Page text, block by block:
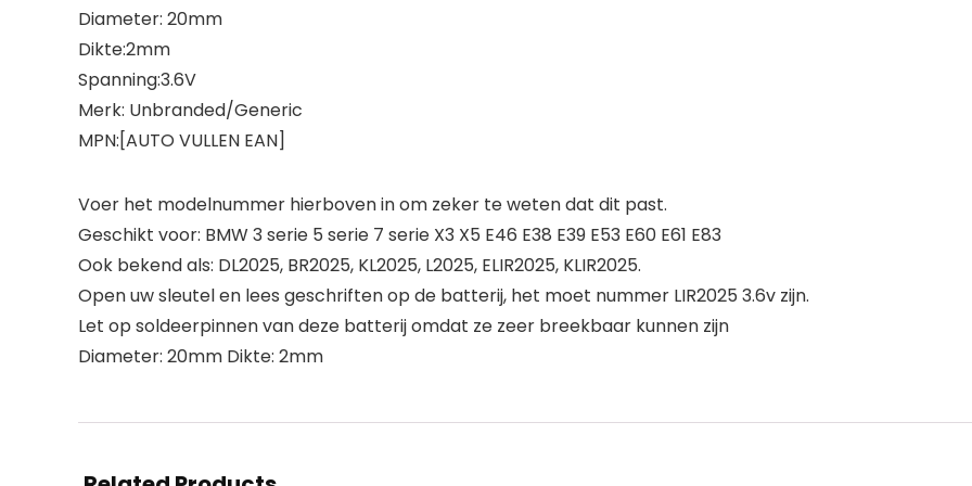
Diameter: 20mm
Dikte:2mm
Spanning:3.6V
Merk: Unbranded/Generic
MPN:[AUTO VULLEN EAN]
Voer het modelnummer hierboven in om zeker te weten dat dit past.
Geschikt voor: BMW 3 serie 5 serie 7 serie X3 X5 E46 E38 E39 E53 E60 E61 E83
Ook bekend als: DL2025, BR2025, KL2025, L2025, ELIR2025, KLIR2025.
Open uw sleutel en lees geschriften op de batterij, het moet nummer LIR2025 3.6v zijn.
Let op soldeerpinnen van deze batterij omdat ze zeer breekbaar kunnen zijn
Diameter: 20mm Dikte: 2mm